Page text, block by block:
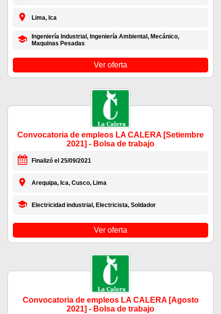
Lima, Ica
Ingeniería Industrial, Ingeniería Ambiental, Mecánico,
Maquinas Pesadas
Ver oferta
Convocatoria de empleos LA CALERA [Setiembre
2021] - Bolsa de trabajo
Finalizó el 25/09/2021
Arequipa, Ica, Cusco, Lima
Electricidad industrial, Electricista, Soldador
Ver oferta
Convocatoria de empleos LA CALERA [Agosto
2021] - Bolsa de trabajo